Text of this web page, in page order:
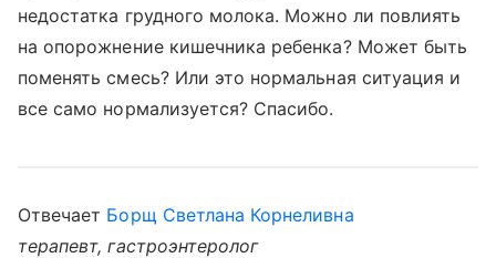
недостатка грудного молока. Можно ли повлиять
на опорожнение кишечника ребенка? Может быть
поменять смесь? Или это нормальная ситуация и
все само нормализуется? Спасибо.
Отвечает Борщ Светлана Корнеливна
терапевт, гастроэнтеролог